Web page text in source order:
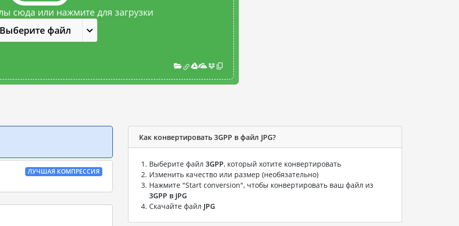
сюда или нажмите для загрузки
файл
ЛУЧШАЯ КОМПРЕССИЯ
Как конвертировать 3GPP в файл JPG?
Выберите файл 3GPP, который хотите конвертировать
Изменить качество или размер (необязательно)
Нажмите "Start conversion", чтобы конвертировать ваш файл из
3GPP в JPG
Скачайте файл JPG